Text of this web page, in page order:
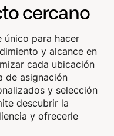
cercano
único para hacer
y alcance en
cada ubicación
de asignación
y selección
descubrir la
y ofrecerle